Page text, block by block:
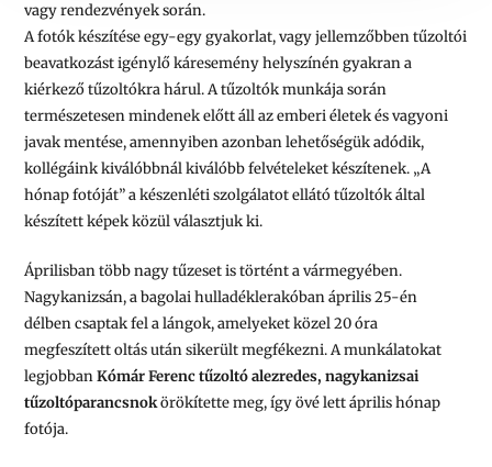
vagy rendezvények során.
A fotók készítése egy-egy gyakorlat, vagy jellemzőbben tűzoltói
beavatkozást igénylő káresemény helyszínén gyakran a
kiérkező tűzoltókra hárul. A tűzoltók munkája során
természetesen mindenek előtt áll az emberi életek és vagyoni
javak mentése, amennyiben azonban lehetőségük adódik,
kollégáink kiválóbbnál kiválóbb felvételeket készítenek. „A
hónap fotóját” a készenléti szolgálatot ellátó tűzoltók által
készített képek közül választjuk ki.
Áprilisban több nagy tűzeset is történt a vármegyében.
Nagykanizsán, a bagolai hulladéklerakóban április 25-én
délben csaptak fel a lángok, amelyeket közel 20 óra
megfeszített oltás után sikerült megfékezni. A munkálatokat
legjobbanKómár Ferenc tűzoltó alezredes, nagykanizsai
tűzoltóparancsnokörökítette meg, így övé lett április hónap
fotója.